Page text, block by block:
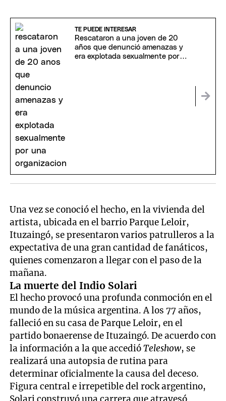
TE PUEDE INTERESAR
Rescataron a una joven de 20
años que denunció amenazas y
era explotada sexualmente por
Una vez se conoció el hecho, en la vivienda del
artista, ubicada en el barrio Parque Leloir,
Ituzaingó, se presentaron varios patrulleros a la
expectativa de una gran cantidad de fanáticos,
quienes comenzaron a llegar con el paso de la
mañana.
La muerte del Indio Solari
El hecho provocó una profunda conmoción en el
mundo de la música argentina. A los 77 años,
falleció en su casa de Parque Leloir, en el
partido bonaerense de Ituzaingó. De acuerdo con
la información a la que accedióTeleshow, se
realizará una autopsia de rutina para
determinar oficialmente la causa del deceso.
Figura central e irrepetible del rock argentino,